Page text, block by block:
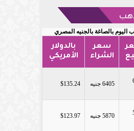
بالصاغة بالجنيه المصري
سعر
الشراء
بالدولار
الأمريكي
6405 جنيه $135.24
5870 جنيه $123.97